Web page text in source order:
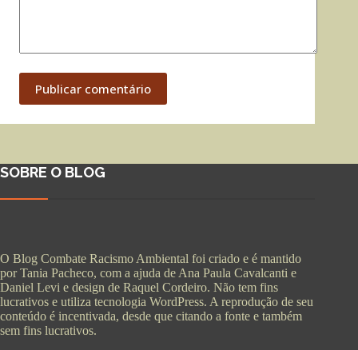
Publicar comentário
SOBRE O BLOG
O Blog Combate Racismo Ambiental foi criado e é mantido
por Tania Pacheco, com a ajuda de Ana Paula Cavalcanti e
Daniel Levi e design de Raquel Cordeiro. Não tem fins
lucrativos e utiliza tecnologia WordPress. A reprodução de seu
conteúdo é incentivada, desde que citando a fonte e também
sem fins lucrativos.